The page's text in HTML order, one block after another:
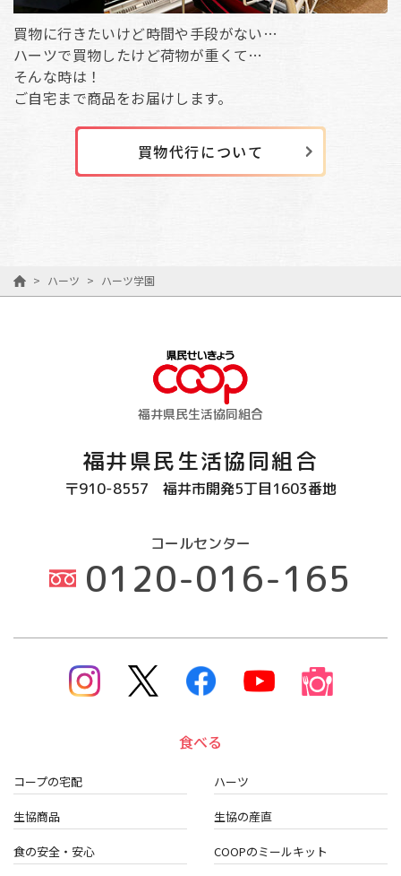
買物に行きたいけど時間や手段がない…
ハーツで買物したけど荷物が重くて…
そんな時は！
ご自宅まで商品をお届けします。
買物代行について
> ハーツ > ハーツ学園
福井県民生活協同組合
福井県民生活協同組合
〒910-8557 福井市開発5丁目1603番地
コールセンター
0120-016-165
食べる
コープの宅配 ハーツ
生協商品 生協の産直
食の安全・安心 COOPのミールキット